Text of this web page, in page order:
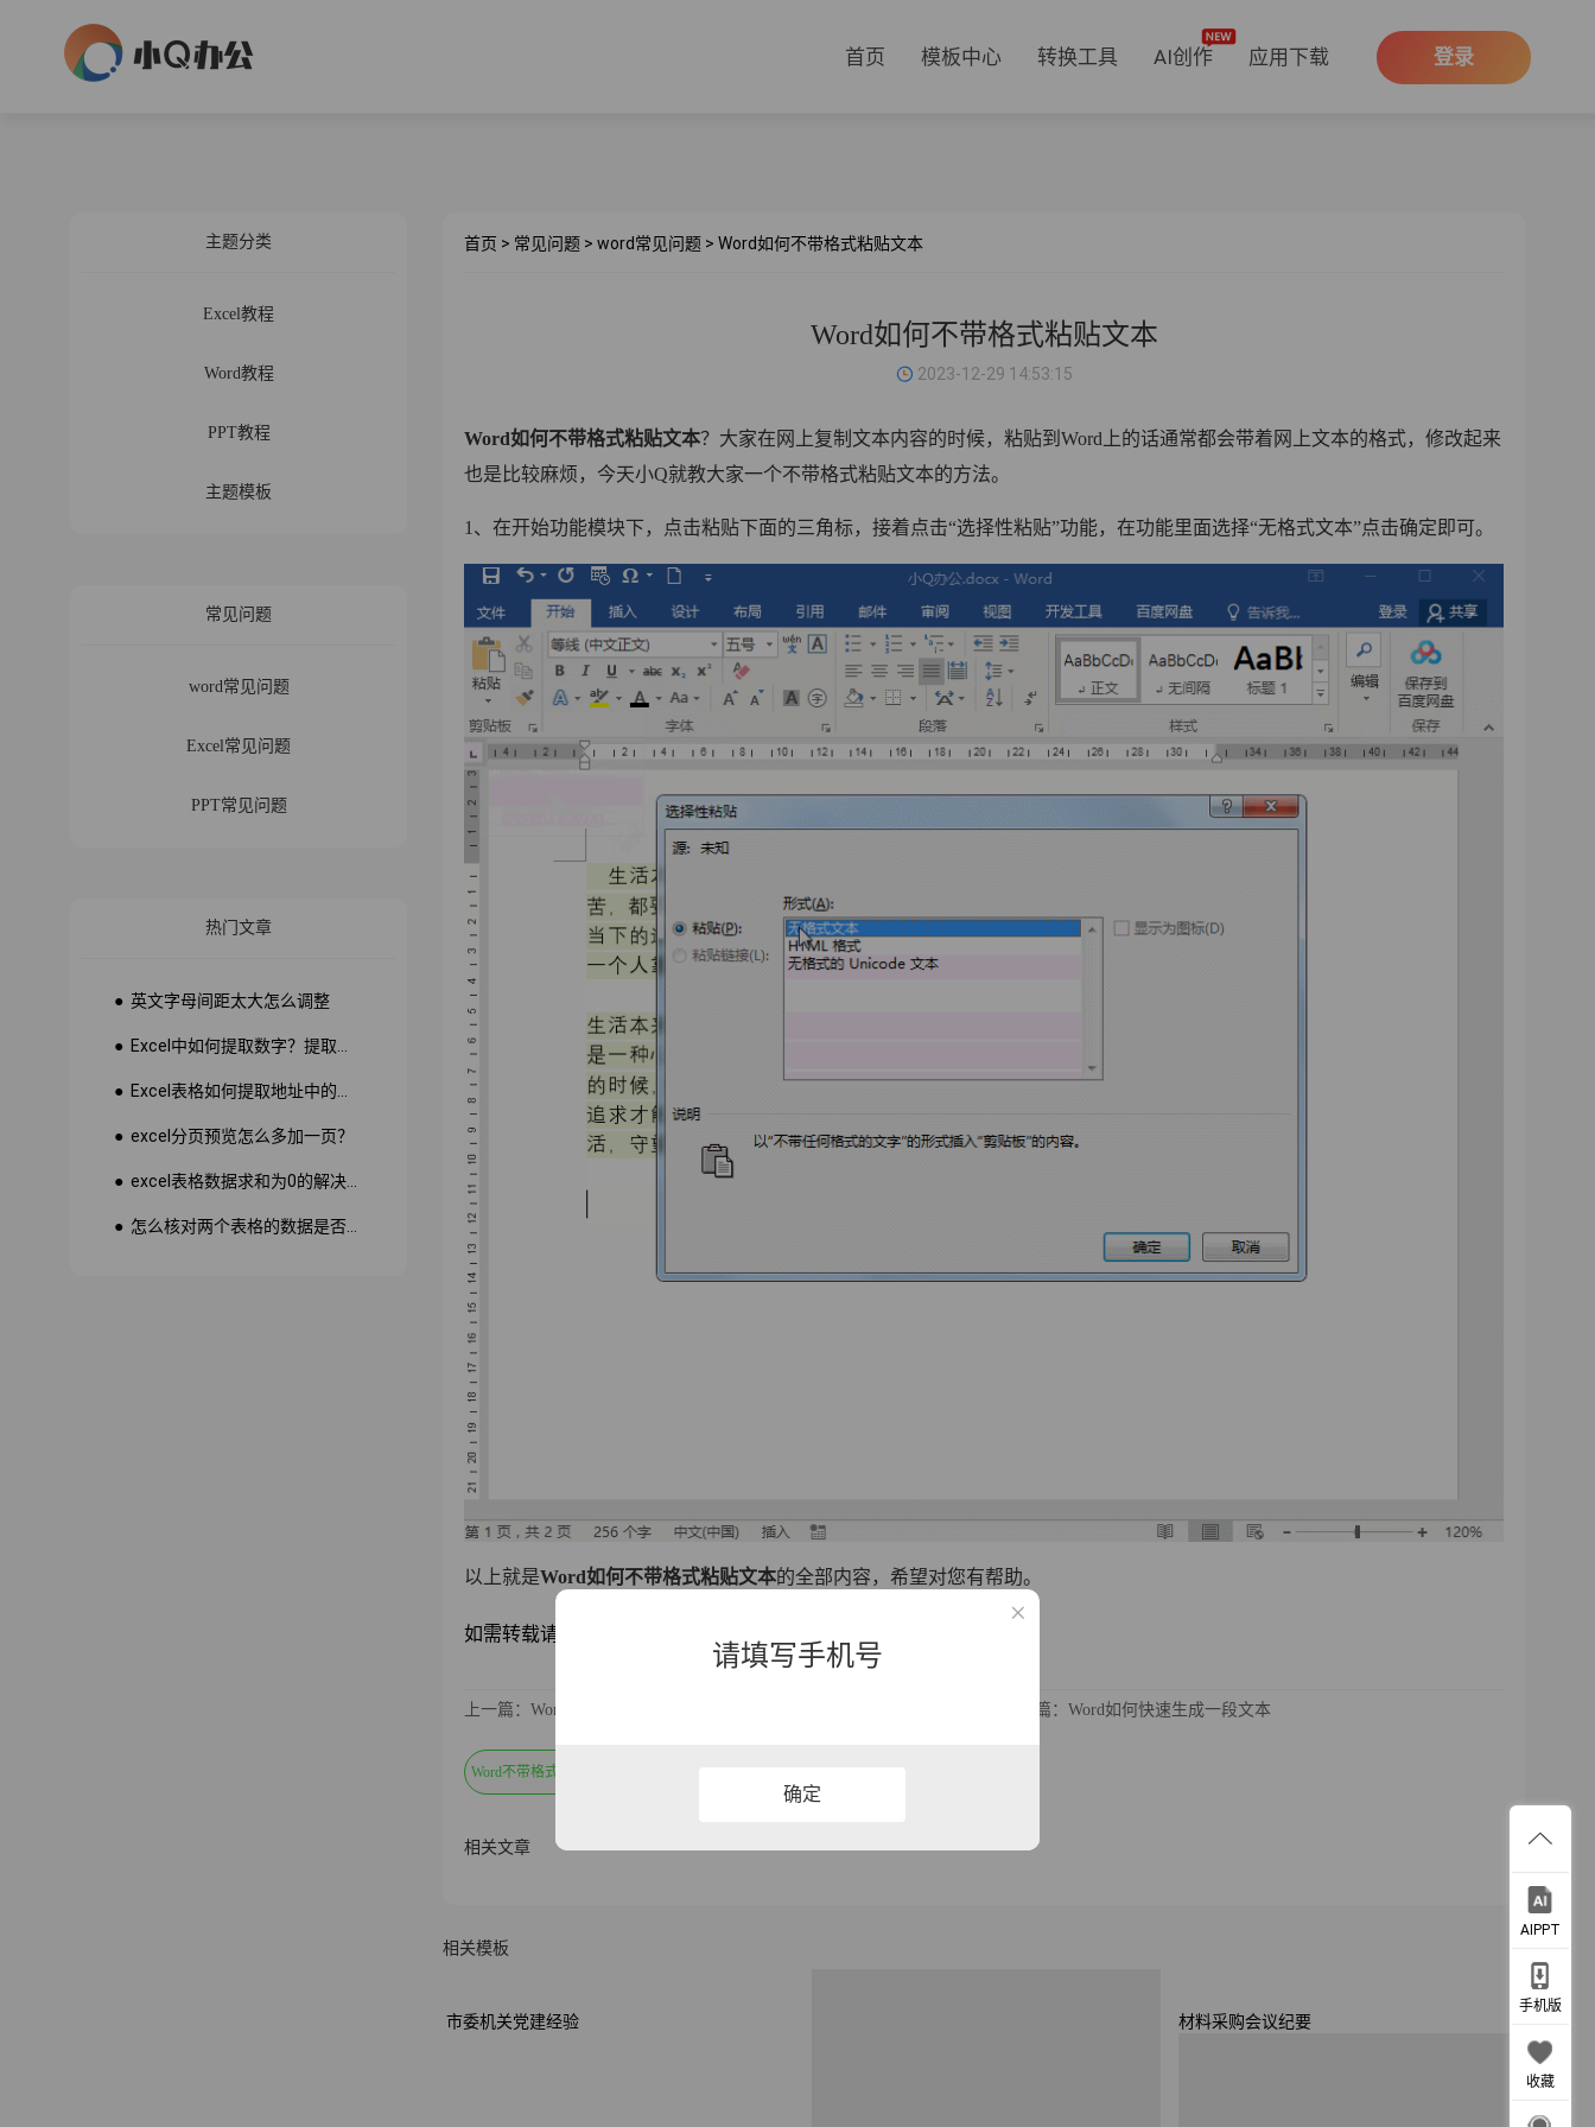
首页 模板中心 转换工具 AI创作 应用下载 登录
主题分类
Excel教程
Word教程
PPT教程
主题模板
常见问题
word常见问题
Excel常见问题
PPT常见问题
热门文章
● 英文字母间距太大怎么调整
● excel分页预览怎么多加一页？
首页 > 常见问题 > word常见问题 > Word如何不带格式粘贴文本
Word如何不带格式粘贴文本
2023-12-29 14:53:15
Word如何不带格式粘贴文本？大家在网上复制文本内容的时候，粘贴到Word上的话通常都会带着网上文本的格式，修改起来
也是比较麻烦，今天小Q就教大家一个不带格式粘贴文本的方法。
1、在开始功能模块下，点击粘贴下面的三角标，接着点击“选择性粘贴”功能，在功能里面选择“无格式文本”点击确定即可。
以上就是Word如何不带格式粘贴文本的全部内容，希望对您有帮助。
如需转载请注明源网址：https://www.xqppt.com/article/1358.html
上一篇：Word快速插入时间日期 下一篇：Word如何快速生成一段文本
Word不带格式粘贴
相关文章
相关模板
AIPPT
手机版
收藏
请填写手机号
确定